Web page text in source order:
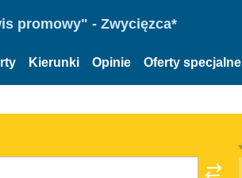
promowy" - Zwycięzca*
Kierunki Opinie Oferty specjalne